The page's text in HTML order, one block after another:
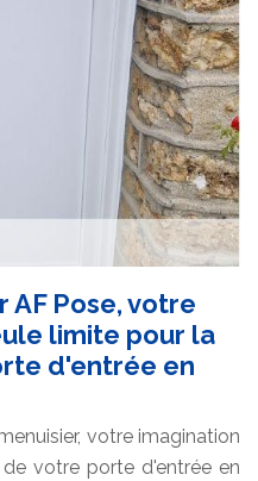
AF Pose, votre
limite pour la
d'entrée en
votre imagination
votre porte d'entrée en